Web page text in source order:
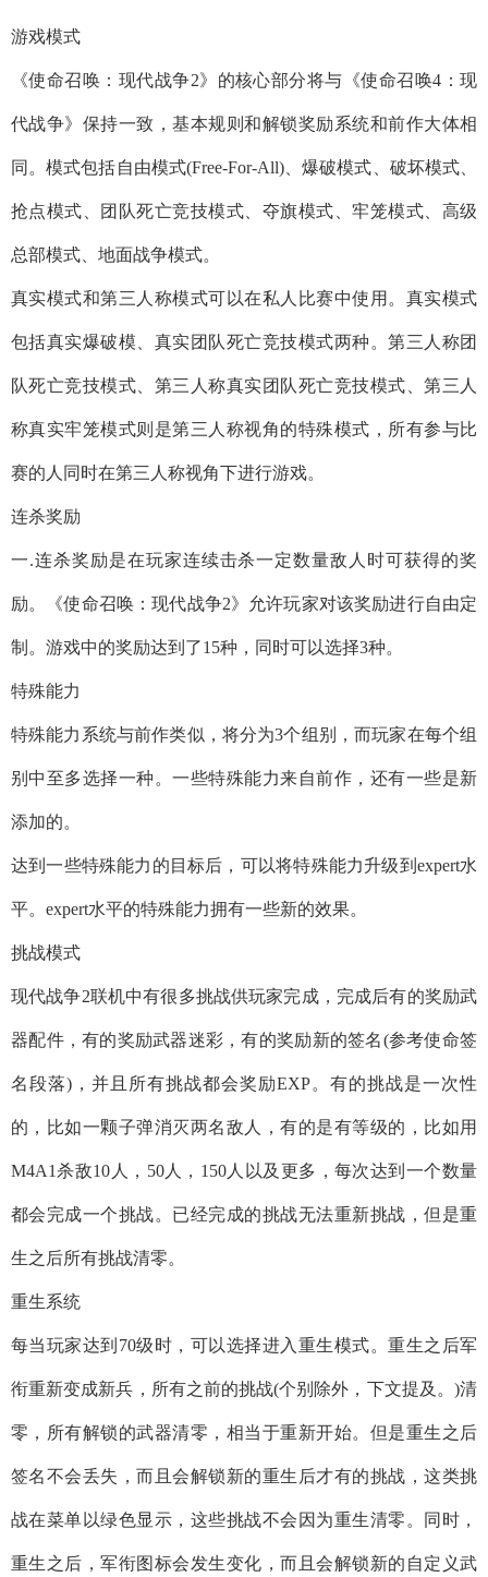
游戏模式
《使命召唤：现代战争2》的核心部分将与《使命召唤4：现
代战争》保持一致，基本规则和解锁奖励系统和前作大体相
同。模式包括自由模式(Free-For-All)、爆破模式、破坏模式、
抢点模式、团队死亡竞技模式、夺旗模式、牢笼模式、高级
总部模式、地面战争模式。
真实模式和第三人称模式可以在私人比赛中使用。真实模式
包括真实爆破模、真实团队死亡竞技模式两种。第三人称团
队死亡竞技模式、第三人称真实团队死亡竞技模式、第三人
称真实牢笼模式则是第三人称视角的特殊模式，所有参与比
赛的人同时在第三人称视角下进行游戏。
连杀奖励
一.连杀奖励是在玩家连续击杀一定数量敌人时可获得的奖
励。《使命召唤：现代战争2》允许玩家对该奖励进行自由定
制。游戏中的奖励达到了15种，同时可以选择3种。
特殊能力
特殊能力系统与前作类似，将分为3个组别，而玩家在每个组
别中至多选择一种。一些特殊能力来自前作，还有一些是新
添加的。
达到一些特殊能力的目标后，可以将特殊能力升级到expert水
平。expert水平的特殊能力拥有一些新的效果。
挑战模式
现代战争2联机中有很多挑战供玩家完成，完成后有的奖励武
器配件，有的奖励武器迷彩，有的奖励新的签名(参考使命签
名段落)，并且所有挑战都会奖励EXP。有的挑战是一次性
的，比如一颗子弹消灭两名敌人，有的是有等级的，比如用
M4A1杀敌10人，50人，150人以及更多，每次达到一个数量
都会完成一个挑战。已经完成的挑战无法重新挑战，但是重
生之后所有挑战清零。
重生系统
每当玩家达到70级时，可以选择进入重生模式。重生之后军
衔重新变成新兵，所有之前的挑战(个别除外，下文提及。)清
零，所有解锁的武器清零，相当于重新开始。但是重生之后
签名不会丢失，而且会解锁新的重生后才有的挑战，这类挑
战在菜单以绿色显示，这些挑战不会因为重生清零。同时，
重生之后，军衔图标会发生变化，而且会解锁新的自定义武